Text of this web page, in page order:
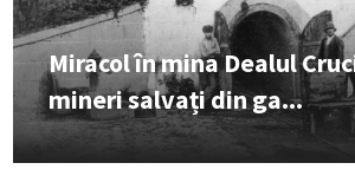
Miracol în mina Dealul
mineri salvați din ga...